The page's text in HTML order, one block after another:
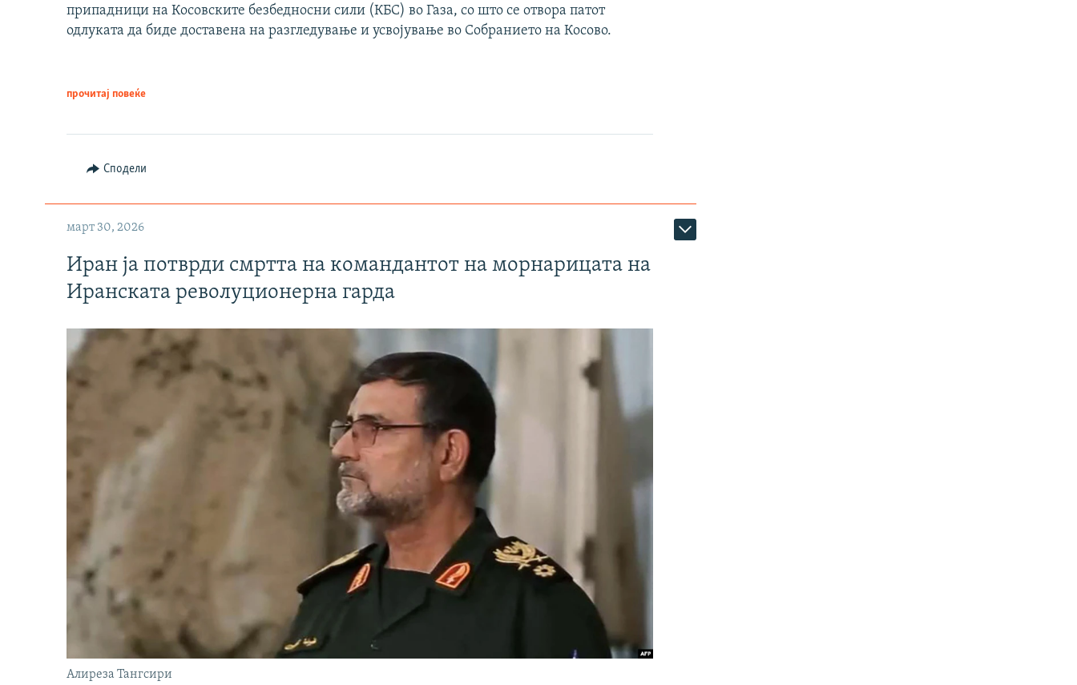
припадници на Косовските безбедносни сили (КБС) во Газа, со што се отвора патот
одлуката да биде доставена на разгледување и усвојување во Собранието на Косово.
прочитај повеќе
Сподели
март 30, 2026
Иран ја потврди смртта на командантот на морнарицата на
Иранската револуционерна гарда
Алиреза Тангсири